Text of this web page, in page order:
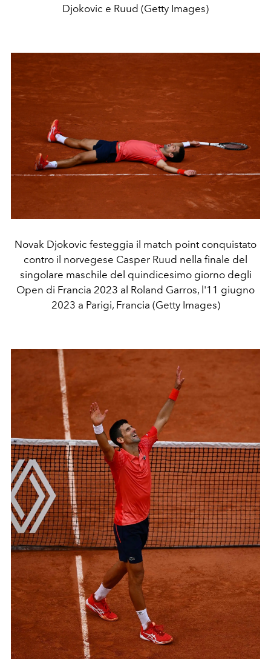
Djokovic e Ruud (Getty Images)
Novak Djokovic festeggia il match point conquistato
contro il norvegese Casper Ruud nella finale del
singolare maschile del quindicesimo giorno degli
Open di Francia 2023 al Roland Garros, l'11 giugno
2023 a Parigi, Francia (Getty Images)